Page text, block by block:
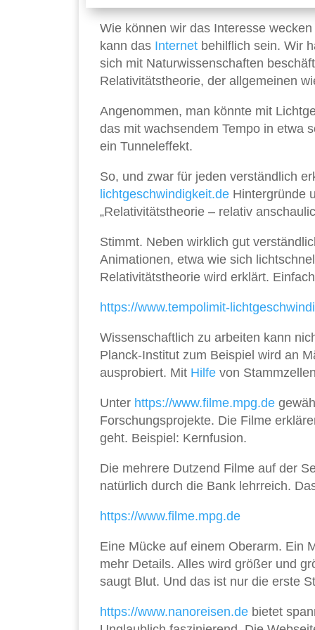
Wie können wir das Interesse
kann das Internet behilflich sein. Wir
sich mit Naturwissenschaften
Relativitätstheorie, der allgemeinen
Angenommen, man könnte mit
das mit wachsendem Tempo in etwa
ein Tunneleffekt.
So, und zwar für jeden verständlich
lichtgeschwindigkeit.de Hintergründe
„Relativitätstheorie – relativ
Stimmt. Neben wirklich gut
Animationen, etwa wie sich
Relativitätstheorie wird erklärt.
https://www.tempolimit-
Wissenschaftlich zu arbeiten kann
Planck-Institut zum Beispiel wird an
ausprobiert. Mit Hilfe von
Unter https://www.filme.mpg.de
Forschungsprojekte. Die Filme
geht. Beispiel: Kernfusion.
Die mehrere Dutzend Filme auf der
natürlich durch die Bank lehrreich.
https://www.filme.mpg.de
Eine Mücke auf einem Oberarm. Ein
mehr Details. Alles wird größer und
saugt Blut. Und das ist nur die erste
https://www.nanoreisen.de bietet